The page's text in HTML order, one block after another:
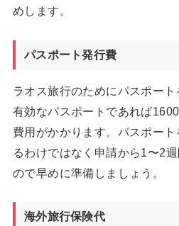
めします。
パスポート発行費
ラオス旅行のためにパスポー
有効なパスポートであれば
費用がかかります。パスポー
るわけではなく申請から1〜2
ので早めに準備しましょう。
海外旅行保険代